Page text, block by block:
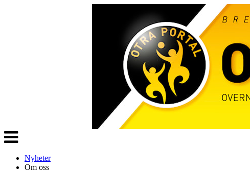
Veksle
navigasjon
Nyheter
Om oss